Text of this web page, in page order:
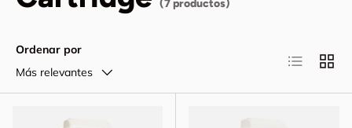
(7 productos)
Ordenar por
Más relevantes
Lista